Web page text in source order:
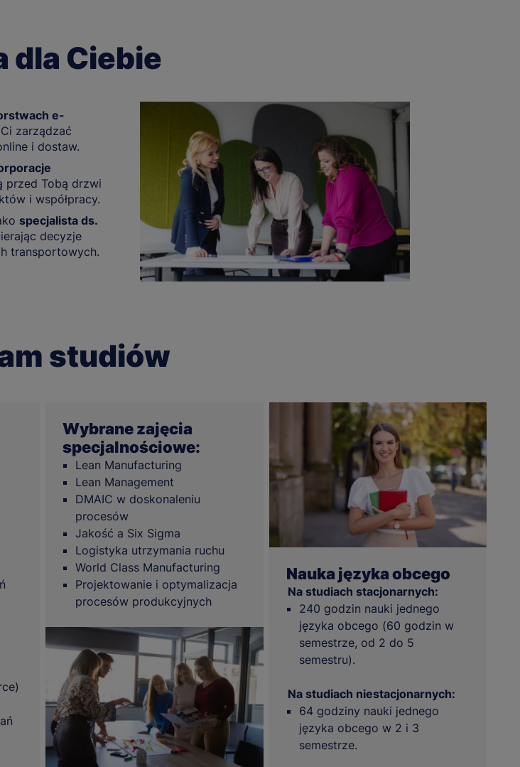
dla Ciebie
e-
zarządzać
i dostaw.
przed Tobą drzwi
i współpracy.
specjalista ds.
decyzje
transportowych.
studiów
Wybrane zajęcia
specjalnościowe:
Lean Manufacturing
Lean Management
DMAIC w doskonaleniu
procesów
Jakość a Six Sigma
Logistyka utrzymania ruchu
World Class Manufacturing
Projektowanie i optymalizacja
procesów produkcyjnych
Nauka języka obcego
Na studiach stacjonarnych:
240 godzin nauki jednego
języka obcego (60 godzin w
semestrze, od 2 do 5
semestru).
Na studiach niestacjonarnych:
64 godziny nauki jednego
języka obcego w 2 i 3
semestrze.